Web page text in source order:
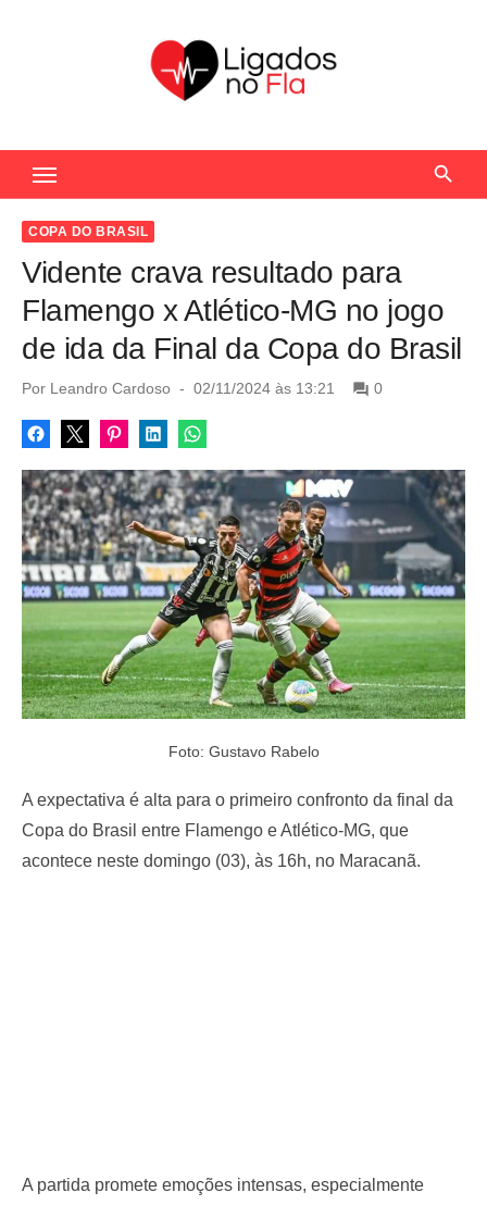
c
COPA DO BRASIL
Vidente crava resultado para
Flamengo x Atlético-MG no jogo
de ida da Final da Copa do Brasil
Por Leandro Cardoso
P
s
t
d
o
n
02/11/2024 às 13:21 0
Foto: Gustavo Rabelo
A expectativa é alta para o primeiro confronto da final da
Copa do Brasil entre Flamengo e Atlético-MG, que
acontece neste domingo (03), às 16h, no Maracanã.
A partida promete emoções intensas, especialmente